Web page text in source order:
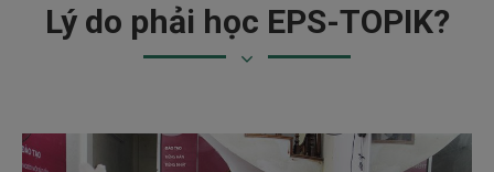
Lý do phải học EPS-TOPIK?